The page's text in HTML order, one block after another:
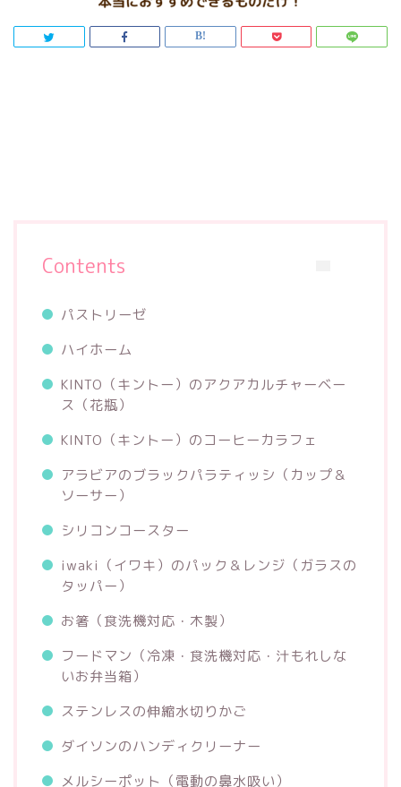
Contents
パストリーゼ
ハイホーム
KINTO（キントー）のアクアカルチャーベー
ス（花瓶）
KINTO（キントー）のコーヒーカラフェ
アラビアのブラックパラティッシ（カップ＆
ソーサー）
シリコンコースター
iwaki（イワキ）のパック＆レンジ（ガラスの
タッパー）
お箸（食洗機対応・木製）
フードマン（冷凍・食洗機対応・汁もれしな
いお弁当箱）
ステンレスの伸縮水切りかご
ダイソンのハンディクリーナー
メルシーポット（電動の鼻水吸い）